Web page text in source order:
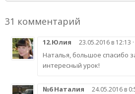
31 комментарий
12.Юлия 23.05.2016 в 12:13 ·
Наталья, большое спасибо
интересный урок!
№6 Наталия 24.05.2016 в